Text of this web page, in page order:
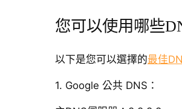
您可以使用哪些
以下是您可以選擇的最佳
1. Google 公共 DNS：